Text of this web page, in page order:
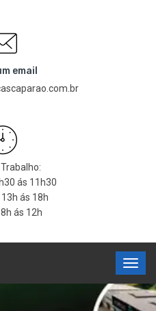
email
ás 11h30
ás 18h
ás 12h